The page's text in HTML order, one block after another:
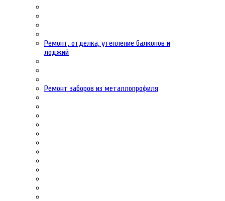
Ремонт, отделка, утепление балконов и
лоджий
Ремонт заборов из металлопрофиля